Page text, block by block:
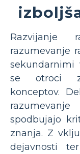
Razvijanje
razumevanje
sekundarnimi
se otroci
konceptov.
spodbujajo
znanja. Z
dejavnosti